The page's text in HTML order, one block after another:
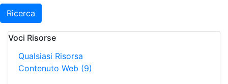
Ricerca
Voci Risorse
Qualsiasi Risorsa
Contenuto Web (9)